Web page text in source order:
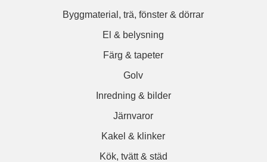
Byggmaterial, trä, fönster & dörrar
El & belysning
Färg & tapeter
Golv
Inredning & bilder
Järnvaror
Kakel & klinker
Kök, tvätt & städ